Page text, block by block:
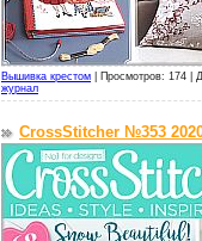
Вышивка крестом Просмотров: 174 |
журнал
CrossStitcher №353